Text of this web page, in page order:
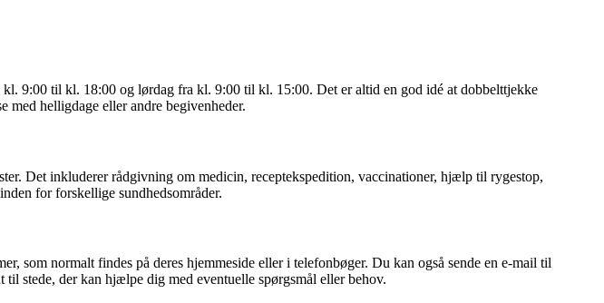
9:00 til kl. 18:00 og lørdag fra kl. 9:00 til kl. 15:00. Det er altid en god idé at dobbelttjekke
med helligdage eller andre begivenheder.
Det inkluderer rådgivning om medicin, receptekspedition, vaccinationer, hjælp til rygestop,
for forskellige sundhedsområder.
som normalt findes på deres hjemmeside eller i telefonbøger. Du kan også sende en e-mail til
stede, der kan hjælpe dig med eventuelle spørgsmål eller behov.